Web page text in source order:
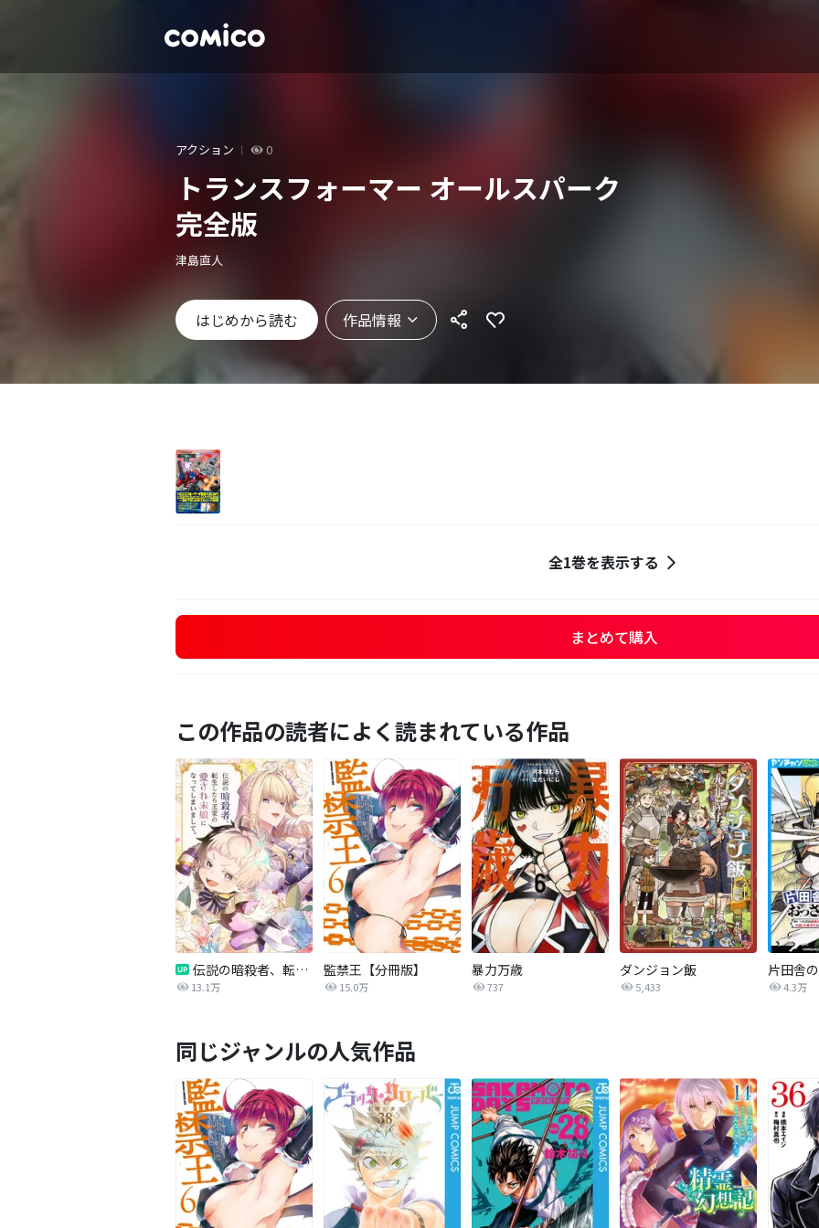
アクション 0
トランスフォーマー オールスパーク
完全版
津島直人
はじめから読む 作品情報
全1巻を表示する
まとめて購入
この作品の読者によく読まれている作品
伝説の暗殺者、転生したら王家の愛され末娘になってしまいまして。【タテヨミ】
13.1万
監禁王【分冊版】
15.0万
暴力万歳
737
ダンジョン飯
5,433 4.3万
同じジャンルの人気作品